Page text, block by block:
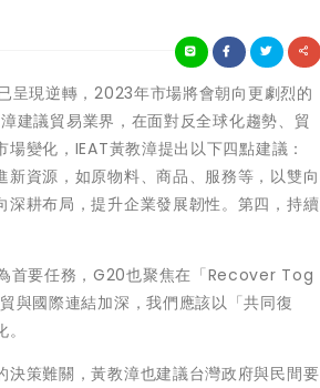
現逆轉，2023年市場將會朝向更劇烈的
建議貿易業界，在面對反全球化趨勢、貿
變化，IEAT黃教漳提出以下四點建議：
資源，如原物料、商品、服務等，以雙向
耕布局，提升企業發展韌性。第四，持續
首要任務，G20也聚焦在「Recover Tog
國際連結加深，我們應該以「共同復
策難關，黃教漳也建議台灣政府與民間要